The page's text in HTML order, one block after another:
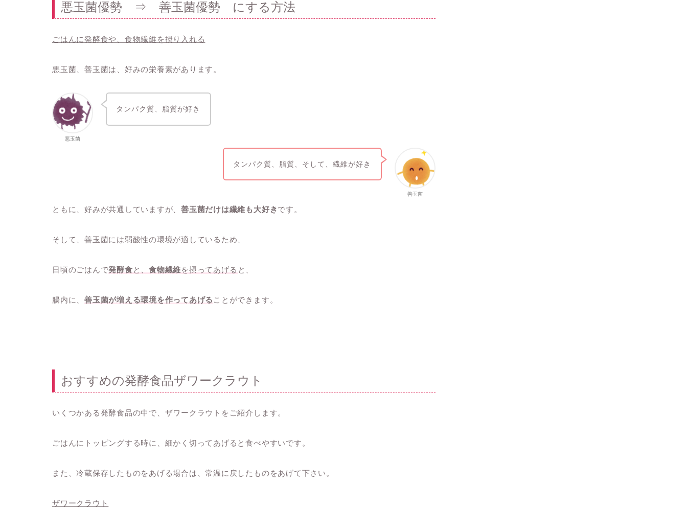
悪玉菌優勢 ⇒ 善玉菌優勢 にする方法
ごはんに発酵食や、食物繊維を摂り入れる
悪玉菌、善玉菌は、好みの栄養素があります。
悪玉菌
タンパク質、脂質が好き
善玉菌
タンパク質、脂質、そして、繊維が好き
ともに、好みが共通していますが、善玉菌だけは繊維も大好きです。
そして、善玉菌には弱酸性の環境が適しているため、
日頃のごはんで発酵食と、食物繊維を摂ってあげる と、
腸内に、善玉菌が増える環境を作ってあげる ことができます。
おすすめの発酵食品ザワークラウト
いくつかある発酵食品の中で、ザワークラウトをご紹介します。
ごはんにトッピングする時に、細かく切ってあげると食べやすいです。
また、冷蔵保存したものをあげる場合は、常温に戻したものをあげて下さい。
ザワークラウト